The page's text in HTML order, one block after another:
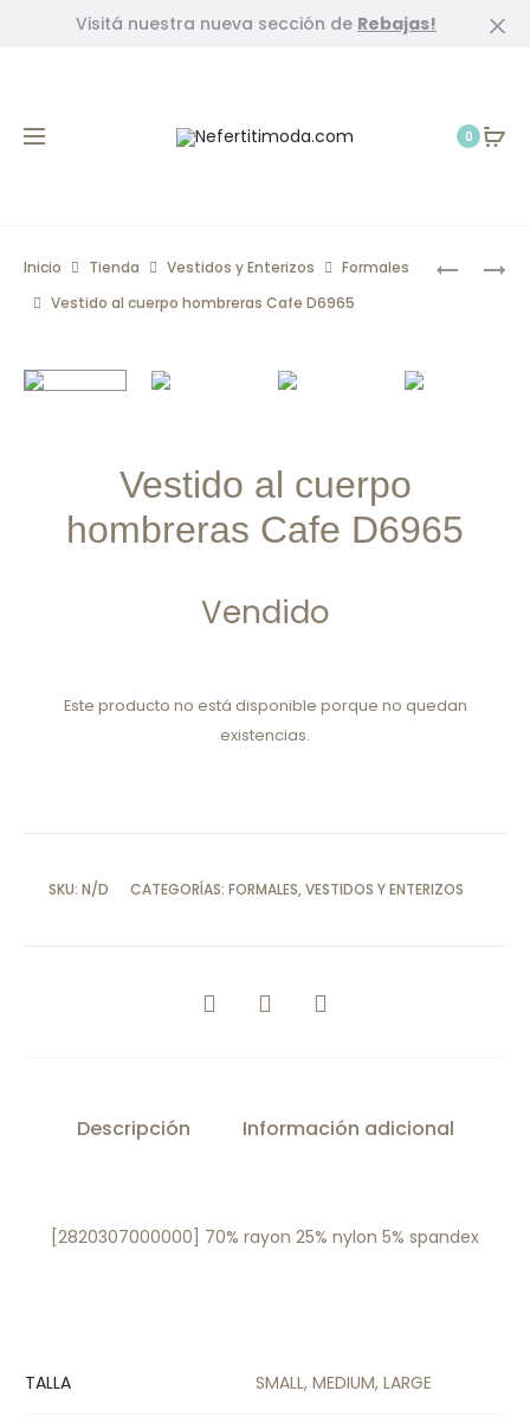
Visitá nuestra nueva sección de Rebajas!
0
VESTIDO
VESTIDO
Inicio Tienda Vestidos y Enterizos
Formales
Vestido al cuerpo hombreras Cafe D6965
Vestido al cuerpo
hombreras Cafe D6965
Vendido
Este producto no está disponible porque no quedan
existencias.
SKU: N/D CATEGORÍAS: FORMALES,VESTIDOS Y ENTERIZOS
COMPARTIR
Descripción Información adicional
[2820307000000] 70% rayon 25% nylon 5% spandex
TALLA SMALL, MEDIUM, LARGE